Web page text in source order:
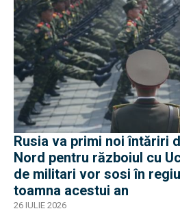
Rusia va primi noi întăriri
Nord pentru războiul cu
de militari vor sosi în
toamna acestui an
26 IULIE 2026